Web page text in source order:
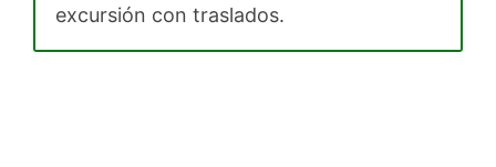
excursión con traslados.